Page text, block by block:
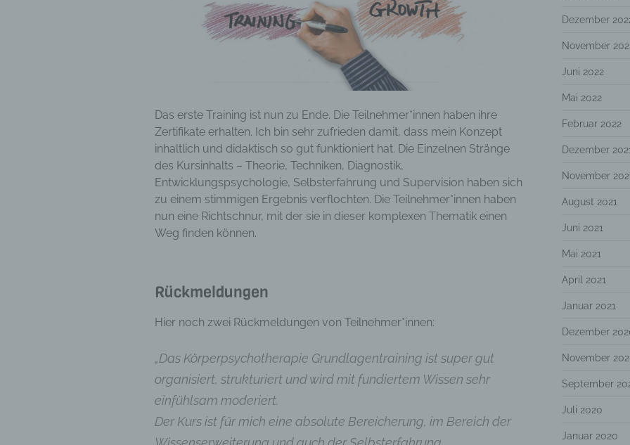
Das erste Training ist nun zu Ende. Die Teilnehmer*innen haben ihre
Zertifikate erhalten. Ich bin sehr zufrieden damit, dass mein Konzept
inhaltlich und didaktisch so gut funktioniert hat. Die Einzelnen Stränge
des Kursinhalts – Theorie, Techniken, Diagnostik,
Entwicklungspsychologie, Selbsterfahrung und Supervision haben sich
zu einem stimmigen Ergebnis verflochten. Die Teilnehmer*innen haben
nun eine Richtschnur, mit der sie in dieser komplexen Thematik einen
Weg finden können.
Rückmeldungen
Hier noch zwei Rückmeldungen von Teilnehmer*innen:
„Das Körperpsychotherapie Grundlagentraining ist super gut
organisiert, strukturiert und wird mit fundiertem Wissen sehr
einfühlsam moderiert.
Der Kurs ist für mich eine absolute Bereicherung, im Bereich der
Dezember
November
Juni 2022
Mai 2022
Februar 2022
Dezember
November
August 2021
Juni 2021
Mai 2021
April 2021
Januar 2021
Dezember
November
September
Juli 2020
Januar 2020